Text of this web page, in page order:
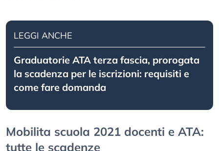
LEGGI ANCHE
Graduatorie ATA terza fascia, prorogata
la scadenza per le iscrizioni: requisiti e
come fare domanda
Mobilita scuola 2021 docenti e ATA:
tutte le scadenze